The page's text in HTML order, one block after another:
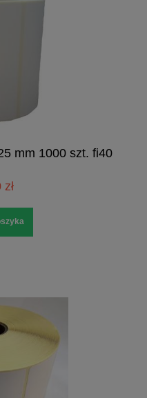
mm 1000 szt. fi40
zł